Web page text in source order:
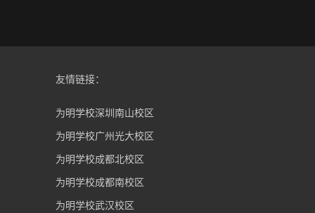
友情链接：
为明学校深圳南山校区
为明学校广州光大校区
为明学校成都北校区
为明学校成都南校区
为明学校武汉校区